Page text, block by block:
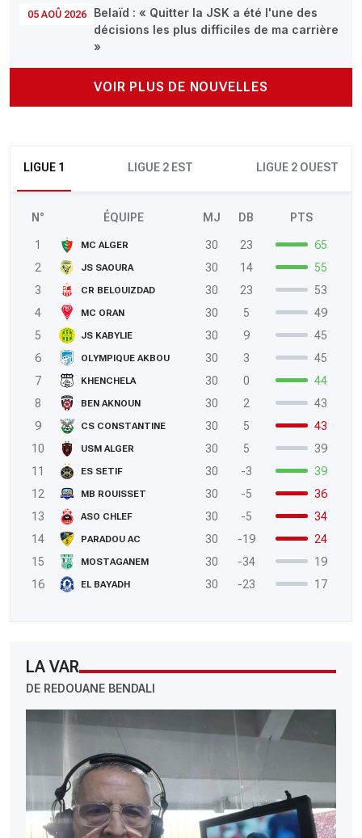
05 AOÛ 2026
Belaïd : « Quitter la JSK a été l'une des
décisions les plus difficiles de ma carrière
»
VOIR PLUS DE NOUVELLES
LIGUE 1 LIGUE 2 EST LIGUE 2 OUEST
N° ÉQUIPE MJ DB PTS
1 MC ALGER 30 23
65
2
JS SAOURA 30 14
55
3
CR BELOUIZDAD 30 23
53
4
MC ORAN 30 5
49
5
JS KABYLIE 30 9
45
6
OLYMPIQUE AKBOU 30 3
45
7
KHENCHELA 30 0
44
8
BEN AKNOUN 30 2
43
9
CS CONSTANTINE 30 5
43
10
USM ALGER 30 5
39
11
ES SETIF 30 -3
39
12
MB ROUISSET 30 -5
36
13
ASO CHLEF 30 -5
34
14
PARADOU AC 30 -19
24
15
MOSTAGANEM 30 -34
19
16
EL BAYADH 30 -23 17
LA VAR
DE REDOUANE BENDALI